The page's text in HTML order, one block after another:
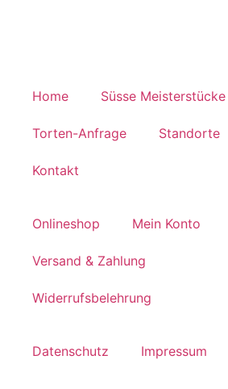
Home Süsse Meisterstücke
Torten-Anfrage Standorte
Kontakt
Onlineshop Mein Konto
Versand & Zahlung
Widerrufsbelehrung
Datenschutz Impressum